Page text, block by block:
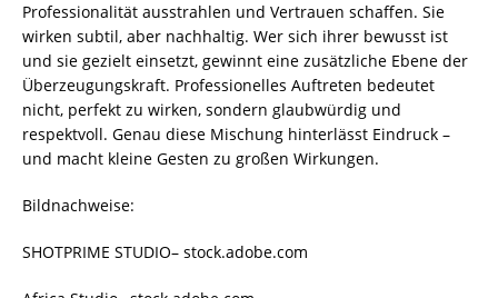
Professionalität ausstrahlen und Vertrauen schaffen. Sie
wirken subtil, aber nachhaltig. Wer sich ihrer bewusst ist
und sie gezielt einsetzt, gewinnt eine zusätzliche Ebene der
Überzeugungskraft. Professionelles Auftreten bedeutet
nicht, perfekt zu wirken, sondern glaubwürdig und
respektvoll. Genau diese Mischung hinterlässt Eindruck –
und macht kleine Gesten zu großen Wirkungen.
Bildnachweise:
SHOTPRIME STUDIO– stock.adobe.com